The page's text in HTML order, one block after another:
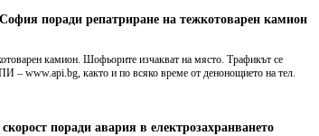
поради репатриране на тежкотоварен камион
камион. Шофьорите изчакват на място. Трафикът се
– www.api.bg, както и по всяко време от денонощието на тел.
поради авария в електрозахранването